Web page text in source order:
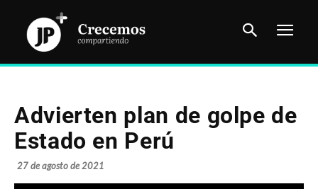
Advierten plan de golpe de
Estado en Perú
27 de agosto de 2021